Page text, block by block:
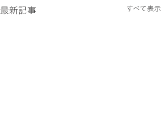
最新記事 すべて表示